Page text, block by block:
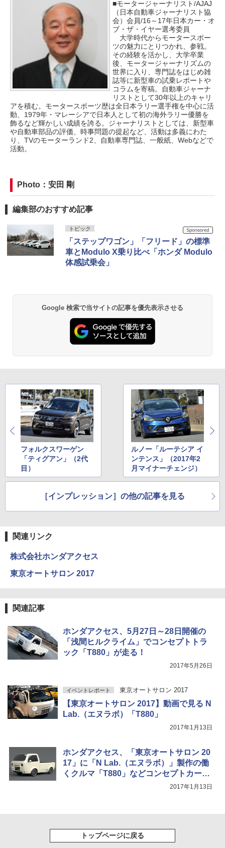
■モータージャーナリスト/AJAJ
（日本自動車ジャーナリスト協
会）会員/16～17年日本カー・オ
ブ・ザ・イヤー選考委員
大学時代からモータースポー
ツの魅力にとりつかれ、参戦。
その経験を活かし、大学卒業
後、モータージャーナリズムの
世界に入り、専門誌をはじめ雑
誌等に新型車の試乗レポートや
コラムを寄稿。自動車ジャーナ
リストとして30年以上のキャリ
アを積む。モータースポーツ歴は全日本ラリー選手権を中心に活
動、1979年・マレーシアで日本人として初の海外ラリー優勝を
飾るなど輝かしい成績を誇る。ジャーナリストとしては、新型車
や自動車部品の評価、時事問題の提起など、活動は多義にわた
り、TVのモーターランド2、自動車専門誌、一般紙、Webなどで
活動。
Photo：安田 剛
編集部のおすすめ記事
トピック
「ステップワゴン」「フリード」の標準
車とModulo X乗り比べ「ホンダ Modulo
体感試乗会」
Google 検索で当サイトの記事を優先表示させる
フォルクスワーゲン
「ティグアン」（2代
目）
ルノー「ルーテシア イ
ンテンス」（2017年2
月マイナーチェンジ）
［インプレッション］の他の記事を見る
関連リンク
株式会社ホンダアクセス
東京オートサロン 2017
関連記事
ホンダアクセス、5月27日～28日開催の
「浅間ヒルクライム」でコンセプトトラ
ック「T880」が走る！
2017年5月26日
イベントレポート 東京オートサロン 2017
【東京オートサロン 2017】動画で見る N
Lab.（エヌラボ）「T880」
2017年1月13日
ホンダアクセス、「東京オートサロン 20
17」に「N Lab.（エヌラボ）」製作の働
くクルマ「T880」などコンセプトカー出
2017年1月13日
トップページに戻る